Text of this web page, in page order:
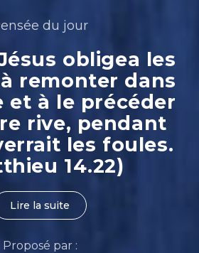
du jour
obligea les
remonter dans
et à le précéder
rive, pendant
les foules.
14.22)
Lire la suite
Proposé par :